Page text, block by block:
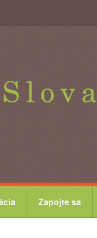
Zapojte sa